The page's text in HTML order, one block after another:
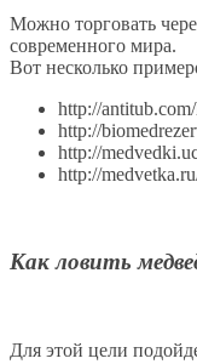
Можно торговать
современного мира.
Вот несколько
http://
http://
http://
http://
Как ловить
Для этой цели